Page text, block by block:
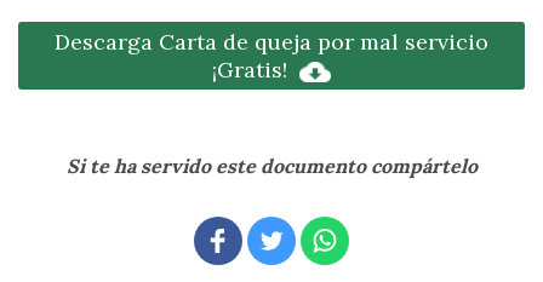
Descarga Carta de queja por mal servicio
¡Gratis!
Si te ha servido este documento compártelo